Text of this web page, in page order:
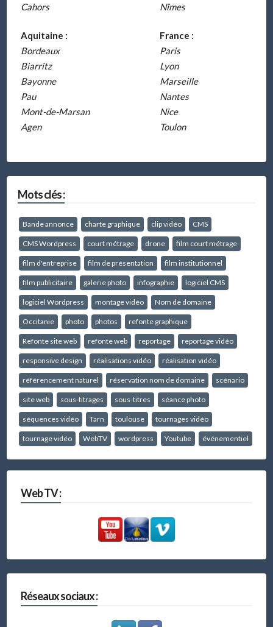
Cahors
Nîmes
Aquitaine :
Bordeaux
Biarritz
Bayonne
Pau
Mont-de-Marsan
Agen
France :
Paris
Lyon
Marseille
Nantes
Nice
Toulon
Mots clés :
Bande annonce charte graphique clip vidéo CMS
CMS Wordpress court métrage drone film court métrage
film d'entreprise film de présentation film institutionnel
film publicitaire galerie photo infographie logiciel CMS
logiciel Wordpress montage vidéo Nom de domaine
Occitanie photo photos refonte graphique
Refonte site web refonte web reportage reportage vidéo
responsive design réalisations vidéo réalisation vidéo
référencement naturel réservation nom de domaine scénario
site web sous-titrages sous-titres séance photo
séquences vidéo Tarn toulouse tournages vidéo
tournage vidéo WebTV wordpress Youtube événementiel
Web TV :
Réseaux sociaux :